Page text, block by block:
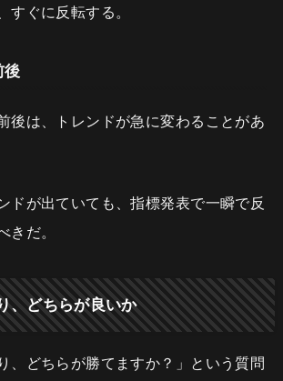
すぐに反転する。
後
後は、トレンドが急に変わることがあ
ドが出ていても、指標発表で一瞬で反
きだ。
、どちらが良いか
、どちらが勝てますか？」という質問